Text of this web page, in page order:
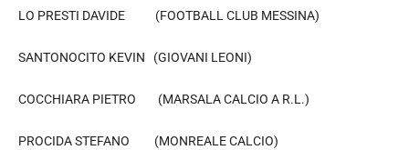
LO PRESTI DAVIDE (FOOTBALL CLUB MESSINA)
SANTONOCITO KEVIN (GIOVANI LEONI)
COCCHIARA PIETRO (MARSALA CALCIO A R.L.)
PROCIDA STEFANO (MONREALE CALCIO)